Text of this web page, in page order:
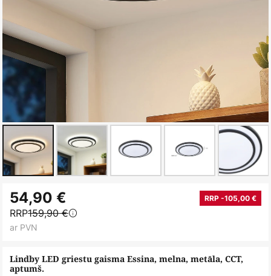
uz
galerijas
sākumu
Lindby LED griestu gaisma Essina, melna, metāla, CCT,
aptumš.
54,90 € RRP -105,00 €
RRP159,90 €
ar PVN